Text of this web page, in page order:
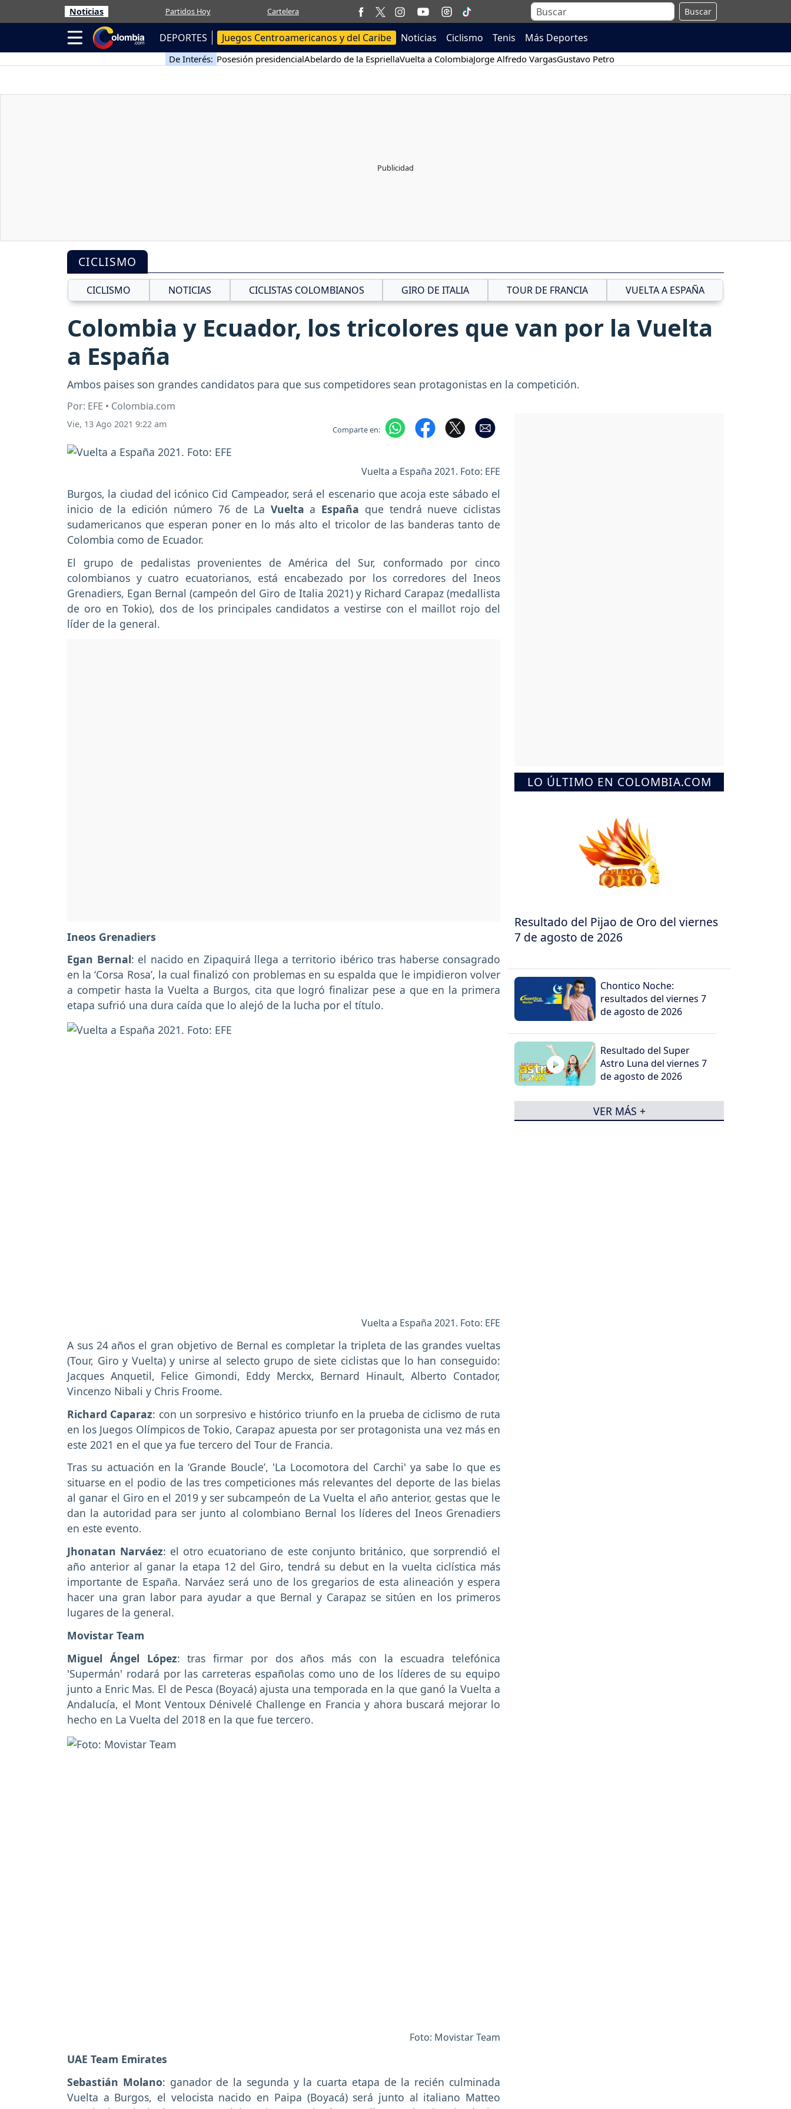
Noticias Partidos Hoy Cartelera Buscar
DEPORTES Juegos Centroamericanos y del Caribe Noticias Ciclismo Tenis Más Deportes
De Interés: Posesión presidencialAbelardo de la EspriellaVuelta a ColombiaJorge Alfredo VargasGustavo Petro
CICLISMO
CICLISMO NOTICIAS CICLISTAS COLOMBIANOS GIRO DE ITALIA TOUR DE FRANCIA VUELTA A ESPAÑA
Colombia y Ecuador, los tricolores que van por la Vuelta
a España
Ambos paises son grandes candidatos para que sus competidores sean protagonistas en la competición.
Por: EFE • Colombia.com
Vie, 13 Ago 2021 9:22 am Comparte en:
Vuelta a España 2021. Foto: EFE
Burgos, la ciudad del icónico Cid Campeador, será el escenario que acoja este sábado el
inicio de la edición número 76 de La Vueltaa España que tendrá nueve ciclistas
sudamericanos que esperan poner en lo más alto el tricolor de las banderas tanto de
Colombia como de Ecuador.
El grupo de pedalistas provenientes de América del Sur, conformado por cinco
colombianos y cuatro ecuatorianos, está encabezado por los corredores del Ineos
Grenadiers, Egan Bernal (campeón del Giro de Italia 2021) y Richard Carapaz (medallista
de oro en Tokio), dos de los principales candidatos a vestirse con el maillot rojo del
líder de la general.
Ineos Grenadiers
Egan Bernal: el nacido en Zipaquirá llega a territorio ibérico tras haberse consagrado
en la ‘Corsa Rosa’, la cual finalizó con problemas en su espalda que le impidieron volver
a competir hasta la Vuelta a Burgos, cita que logró finalizar pese a que en la primera
etapa sufrió una dura caída que lo alejó de la lucha por el título.
Vuelta a España 2021. Foto: EFE
A sus 24 años el gran objetivo de Bernal es completar la tripleta de las grandes vueltas
(Tour, Giro y Vuelta) y unirse al selecto grupo de siete ciclistas que lo han conseguido:
Jacques Anquetil, Felice Gimondi, Eddy Merckx, Bernard Hinault, Alberto Contador,
Vincenzo Nibali y Chris Froome.
Richard Caparaz: con un sorpresivo e histórico triunfo en la prueba de ciclismo de ruta
en los Juegos Olímpicos de Tokio, Carapaz apuesta por ser protagonista una vez más en
este 2021 en el que ya fue tercero del Tour de Francia.
Tras su actuación en la ‘Grande Boucle’, 'La Locomotora del Carchi' ya sabe lo que es
situarse en el podio de las tres competiciones más relevantes del deporte de las bielas
al ganar el Giro en el 2019 y ser subcampeón de La Vuelta el año anterior, gestas que le
dan la autoridad para ser junto al colombiano Bernal los líderes del Ineos Grenadiers
en este evento.
Jhonatan Narváez: el otro ecuatoriano de este conjunto británico, que sorprendió el
año anterior al ganar la etapa 12 del Giro, tendrá su debut en la vuelta ciclística más
importante de España. Narváez será uno de los gregarios de esta alineación y espera
hacer una gran labor para ayudar a que Bernal y Carapaz se sitúen en los primeros
lugares de la general.
Movistar Team
Miguel Ángel López: tras firmar por dos años más con la escuadra telefónica
'Supermán' rodará por las carreteras españolas como uno de los líderes de su equipo
junto a Enric Mas. El de Pesca (Boyacá) ajusta una temporada en la que ganó la Vuelta a
Andalucía, el Mont Ventoux Dénivelé Challenge en Francia y ahora buscará mejorar lo
hecho en La Vuelta del 2018 en la que fue tercero.
Foto: Movistar Team
UAE Team Emirates
Sebastián Molano: ganador de la segunda y la cuarta etapa de la recién culminada
Vuelta a Burgos, el velocista nacido en Paipa (Boyacá) será junto al italiano Matteo
LO ÚLTIMO EN COLOMBIA.COM
Resultado del Pijao de Oro del viernes
7 de agosto de 2026
Chontico Noche:
resultados del viernes 7
de agosto de 2026
Resultado del Super
Astro Luna del viernes 7
de agosto de 2026
VER MÁS +